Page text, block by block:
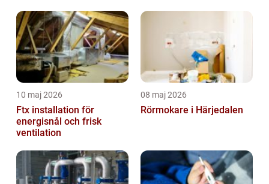
10 maj 2026
Ftx installation för
energisnål och frisk
ventilation
08 maj 2026
Rörmokare i Härjedalen